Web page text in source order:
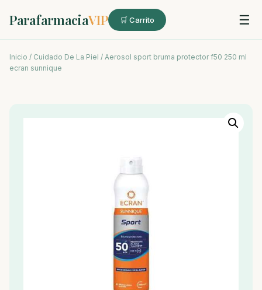
ParafarmaciaVIP 🛒 Carrito ☰
Inicio / Cuidado De La Piel / Aerosol sport bruma protector f50 250 ml
ecran sunnique